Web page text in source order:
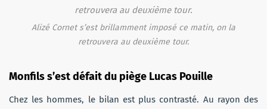
Alizé Cornet s’est brillamment imposé ce matin, on la
retrouvera au deuxième tour.
Monfils s’est défait du piège Lucas Pouille
Chez les hommes, le bilan est plus contrasté. Au rayon des